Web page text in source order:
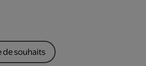
de souhaits